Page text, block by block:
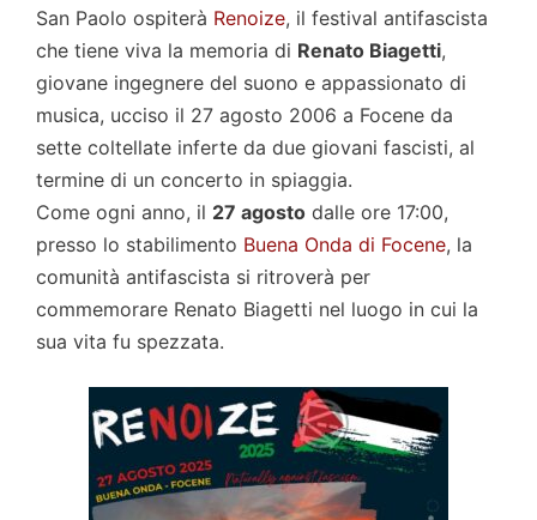
San Paolo ospiterà Renoize, il festival antifascista
che tiene viva la memoria di Renato Biagetti,
giovane ingegnere del suono e appassionato di
musica, ucciso il 27 agosto 2006 a Focene da
sette coltellate inferte da due giovani fascisti, al
termine di un concerto in spiaggia.
Come ogni anno, il 27 agosto dalle ore 17:00,
presso lo stabilimento Buena Onda di Focene, la
comunità antifascista si ritroverà per
commemorare Renato Biagetti nel luogo in cui la
sua vita fu spezzata.